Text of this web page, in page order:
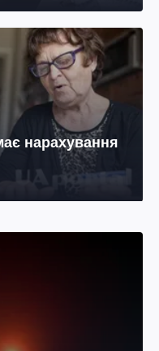
нарахування